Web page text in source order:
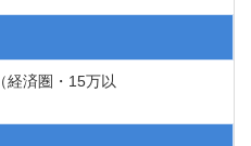
経済圏・15万以